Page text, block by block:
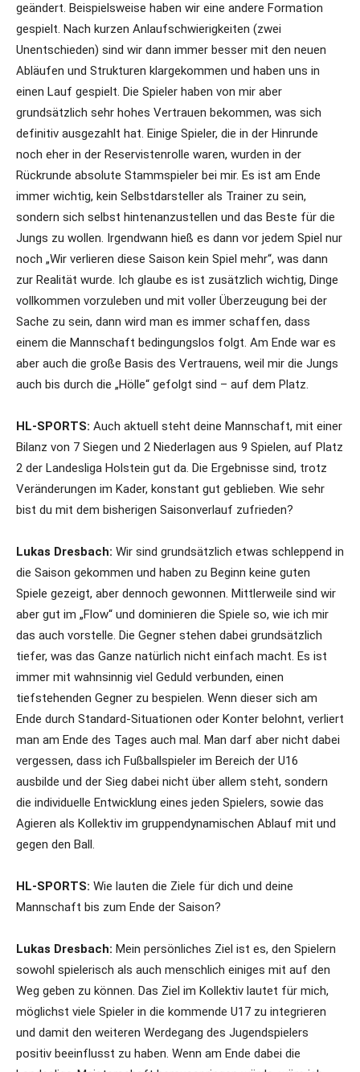
geändert. Beispielsweise haben wir eine andere Formation
gespielt. Nach kurzen Anlaufschwierigkeiten (zwei
Unentschieden) sind wir dann immer besser mit den neuen
Abläufen und Strukturen klargekommen und haben uns in
einen Lauf gespielt. Die Spieler haben von mir aber
grundsätzlich sehr hohes Vertrauen bekommen, was sich
definitiv ausgezahlt hat. Einige Spieler, die in der Hinrunde
noch eher in der Reservistenrolle waren, wurden in der
Rückrunde absolute Stammspieler bei mir. Es ist am Ende
immer wichtig, kein Selbstdarsteller als Trainer zu sein,
sondern sich selbst hintenanzustellen und das Beste für die
Jungs zu wollen. Irgendwann hieß es dann vor jedem Spiel nur
noch „Wir verlieren diese Saison kein Spiel mehr“, was dann
zur Realität wurde. Ich glaube es ist zusätzlich wichtig, Dinge
vollkommen vorzuleben und mit voller Überzeugung bei der
Sache zu sein, dann wird man es immer schaffen, dass
einem die Mannschaft bedingungslos folgt. Am Ende war es
aber auch die große Basis des Vertrauens, weil mir die Jungs
auch bis durch die „Hölle“ gefolgt sind – auf dem Platz.
HL-SPORTS: Auch aktuell steht deine Mannschaft, mit einer
Bilanz von 7 Siegen und 2 Niederlagen aus 9 Spielen, auf Platz
2 der Landesliga Holstein gut da. Die Ergebnisse sind, trotz
Veränderungen im Kader, konstant gut geblieben. Wie sehr
bist du mit dem bisherigen Saisonverlauf zufrieden?
Lukas Dresbach: Wir sind grundsätzlich etwas schleppend in
die Saison gekommen und haben zu Beginn keine guten
Spiele gezeigt, aber dennoch gewonnen. Mittlerweile sind wir
aber gut im „Flow“ und dominieren die Spiele so, wie ich mir
das auch vorstelle. Die Gegner stehen dabei grundsätzlich
tiefer, was das Ganze natürlich nicht einfach macht. Es ist
immer mit wahnsinnig viel Geduld verbunden, einen
tiefstehenden Gegner zu bespielen. Wenn dieser sich am
Ende durch Standard-Situationen oder Konter belohnt, verliert
man am Ende des Tages auch mal. Man darf aber nicht dabei
vergessen, dass ich Fußballspieler im Bereich der U16
ausbilde und der Sieg dabei nicht über allem steht, sondern
die individuelle Entwicklung eines jeden Spielers, sowie das
Agieren als Kollektiv im gruppendynamischen Ablauf mit und
gegen den Ball.
HL-SPORTS: Wie lauten die Ziele für dich und deine
Mannschaft bis zum Ende der Saison?
Lukas Dresbach: Mein persönliches Ziel ist es, den Spielern
sowohl spielerisch als auch menschlich einiges mit auf den
Weg geben zu können. Das Ziel im Kollektiv lautet für mich,
möglichst viele Spieler in die kommende U17 zu integrieren
und damit den weiteren Werdegang des Jugendspielers
positiv beeinflusst zu haben. Wenn am Ende dabei die